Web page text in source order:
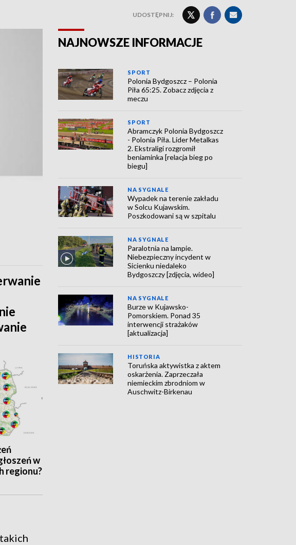
UDOSTĘPNIJ:
w
regionu?
NAJNOWSZE INFORMACJE
SPORT
Polonia Bydgoszcz – Polonia
Piła 65:25. Zobacz zdjęcia z
meczu
SPORT
Abramczyk Polonia Bydgoszcz
- Polonia Piła. Lider Metalkas
2. Ekstraligi rozgromił
beniaminka [relacja bieg po
biegu]
NA SYGNALE
Wypadek na terenie zakładu
w Solcu Kujawskim.
Poszkodowani są w szpitalu
NA SYGNALE
Paralotnia na lampie.
Niebezpieczny incydent w
Sicienku niedaleko
Bydgoszczy [zdjęcia, wideo]
NA SYGNALE
Burze w Kujawsko-
Pomorskiem. Ponad 35
interwencji strażaków
[aktualizacja]
HISTORIA
Toruńska aktywistka z aktem
oskarżenia. Zaprzeczała
niemieckim zbrodniom w
Auschwitz-Birkenau